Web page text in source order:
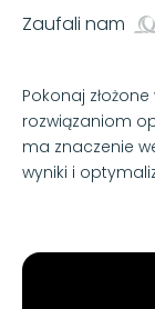
Zaufali nam
Pokonaj
rozwiązaniom
ma znaczenie
wyniki i